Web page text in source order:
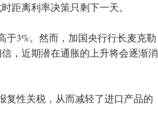
距离利率决策只剩下一天。
3%。然而，加国央行行长麦克勒
，近期潜在通胀的上升将会逐渐消
复性关税，从而减轻了进口产品的